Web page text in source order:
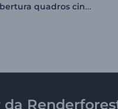
Abertura quadros cinéticos